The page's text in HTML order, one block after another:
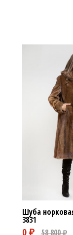
Шуба
3831